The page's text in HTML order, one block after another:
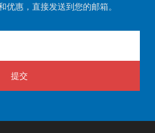
优惠，直接发送到您的邮箱。
提交